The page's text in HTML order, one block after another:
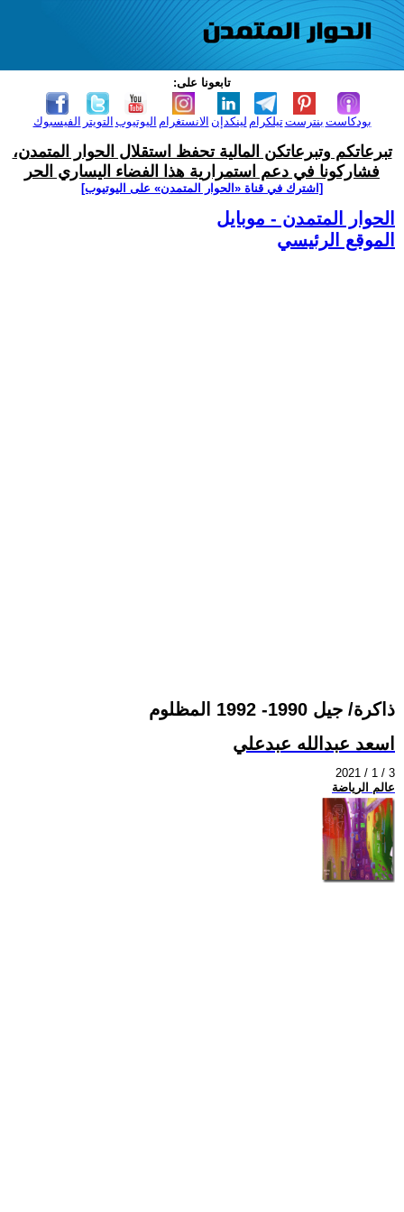
تابعونا على:
الفيسبوك التويتر اليوتيوب الانستغرام لينكدإن تيلكرامبنترست بودكاست
تبرعاتكم وتبرعاتكن المالية تحفظ استقلال الحوار المتمدن،
فشاركونا في دعم استمرارية هذا الفضاء اليساري الحر
[اشترك في قناة ‫«الحوار المتمدن» على اليوتيوب]
الحوار المتمدن - موبايل
الموقع الرئيسي
ذاكرة/ جيل 1990- 1992 المظلوم
اسعد عبدالله عبدعلي
2021 / 1 / 3
عالم الرياضة